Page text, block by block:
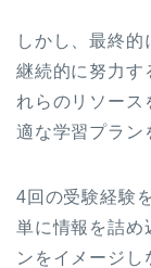
しかし、最終的
継続的に努力す
れらのリソース
適な学習プラン
4回の受験経験
単に情報を詰め
ンをイメージし